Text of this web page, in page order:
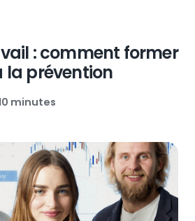
: comment former
la prévention
minutes